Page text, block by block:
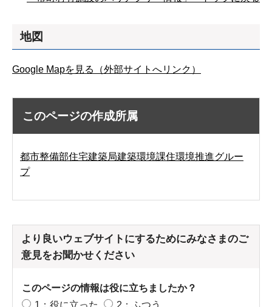
地図
Google Mapを見る（外部サイトへリンク）
このページの作成所属
都市整備部住宅建築局建築環境課住環境推進グルー
プ
より良いウェブサイトにするためにみなさまのご
意見をお聞かせください
このページの情報は役に立ちましたか？